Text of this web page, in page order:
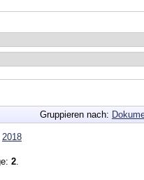
Gruppieren nach:
2018
2